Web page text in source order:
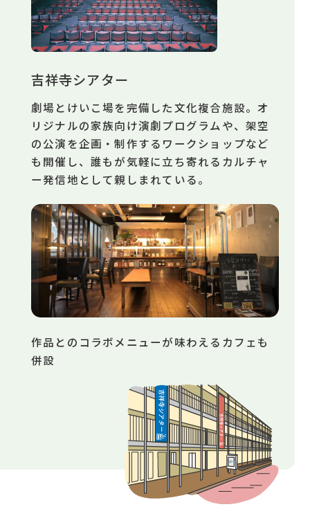
吉祥寺シアター
劇場とけいこ場を完備した文化複合施設。オ
リジナルの家族向け演劇プログラムや、架空
の公演を企画・制作するワークショップなど
も開催し、誰もが気軽に立ち寄れるカルチャ
ー発信地として親しまれている。
作品とのコラボメニューが味わえるカフェも
併設